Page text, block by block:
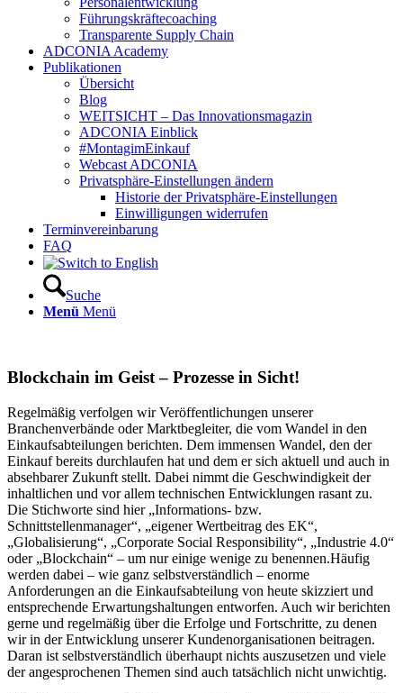
Führungskräftecoaching
Transparente Supply Chain
ADCONIA Academy
Publikationen
Übersicht
Blog
WEITSICHT – Das Innovationsmagazin
ADCONIA Einblick
#MontagimEinkauf
Webcast ADCONIA
Privatsphäre-Einstellungen ändern
Historie der Privatsphäre-Einstellungen
Einwilligungen widerrufen
Terminvereinbarung
FAQ
Suche
Menü Menü
Blockchain im Geist – Prozesse in Sicht!
Regelmäßig verfolgen wir Veröffentlichungen unserer
Branchenverbände oder Marktbegleiter, die vom Wandel in den
Einkaufsabteilungen berichten. Dem immensen Wandel, den der
Einkauf bereits durchlaufen hat und dem er sich aktuell und auch in
absehbarer Zukunft stellt. Dabei nimmt die Geschwindigkeit der
inhaltlichen und vor allem technischen Entwicklungen rasant zu.
Die Stichworte sind hier „Informations- bzw.
Schnittstellenmanager“, „eigener Wertbeitrag des EK“,
„Globalisierung“, „Corporate Social Responsibility“, „Industrie 4.0“
oder „Blockchain“ – um nur einige wenige zu benennen.Häufig
werden dabei – wie ganz selbstverständlich – enorme
Anforderungen an die Einkaufsabteilung von heute skizziert und
entsprechende Erwartungshaltungen entworfen. Auch wir berichten
gerne und regelmäßig über die Erfolge und Fortschritte, zu denen
wir in der Entwicklung unserer Kundenorganisationen beitragen.
Daran ist selbstverständlich überhaupt nichts auszusetzen und viele
der angesprochenen Themen sind auch tatsächlich nicht unwichtig.